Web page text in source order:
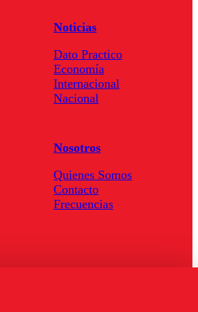
Noticias
Dato Practico
Economía
Internacional
Nacional
Nosotros
Quienes Somos
Contacto
Frecuencias